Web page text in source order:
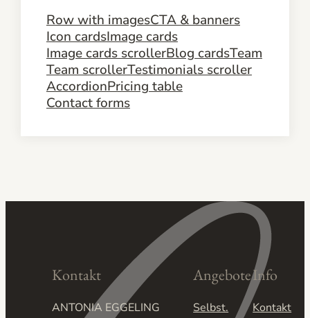
Row with imagesCTA & banners
Icon cardsImage cards
Image cards scrollerBlog cardsTeam
Team scrollerTestimonials scroller
AccordionPricing table
Contact forms
Kontakt
ANTONIA EGGELING
Angebote
Selbst.
Info
Kontakt